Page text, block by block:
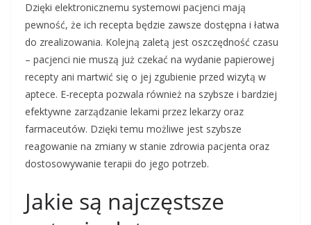
Dzięki elektronicznemu systemowi pacjenci mają
pewność, że ich recepta będzie zawsze dostępna i łatwa
do zrealizowania. Kolejną zaletą jest oszczędność czasu
– pacjenci nie muszą już czekać na wydanie papierowej
recepty ani martwić się o jej zgubienie przed wizytą w
aptece. E-recepta pozwala również na szybsze i bardziej
efektywne zarządzanie lekami przez lekarzy oraz
farmaceutów. Dzięki temu możliwe jest szybsze
reagowanie na zmiany w stanie zdrowia pacjenta oraz
dostosowywanie terapii do jego potrzeb.
Jakie są najczęstsze